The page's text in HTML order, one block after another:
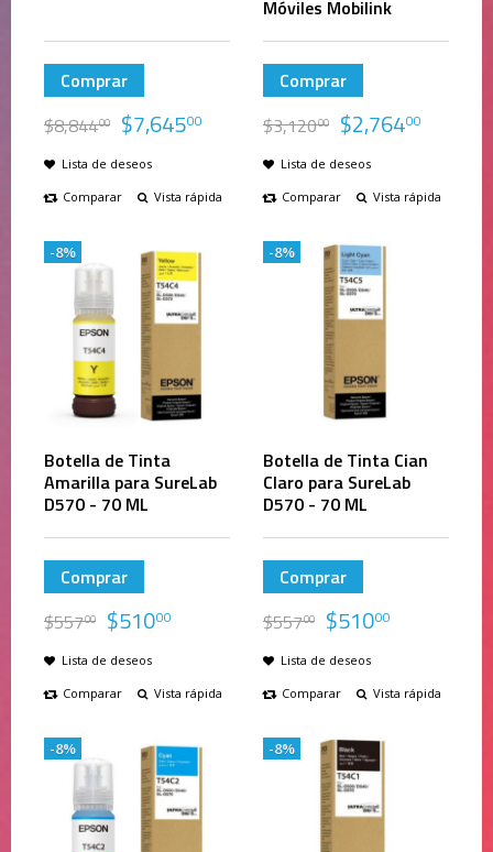
Comprar
$8,84400 $7,64500
Lista de deseos
Comparar
Vista rápida
Móviles Mobilink
Comprar
$3,12000 $2,76400
Lista de deseos
Comparar
Vista rápida
Botella de Tinta
Amarilla para SureLab
D570 - 70 ML
Comprar
$55700 $51000
Lista de deseos
Comparar
Vista rápida
-8%
Botella de Tinta Cian
Claro para SureLab
D570 - 70 ML
Comprar
$55700 $51000
Lista de deseos
Comparar
Vista rápida
-8%
-8% -8%